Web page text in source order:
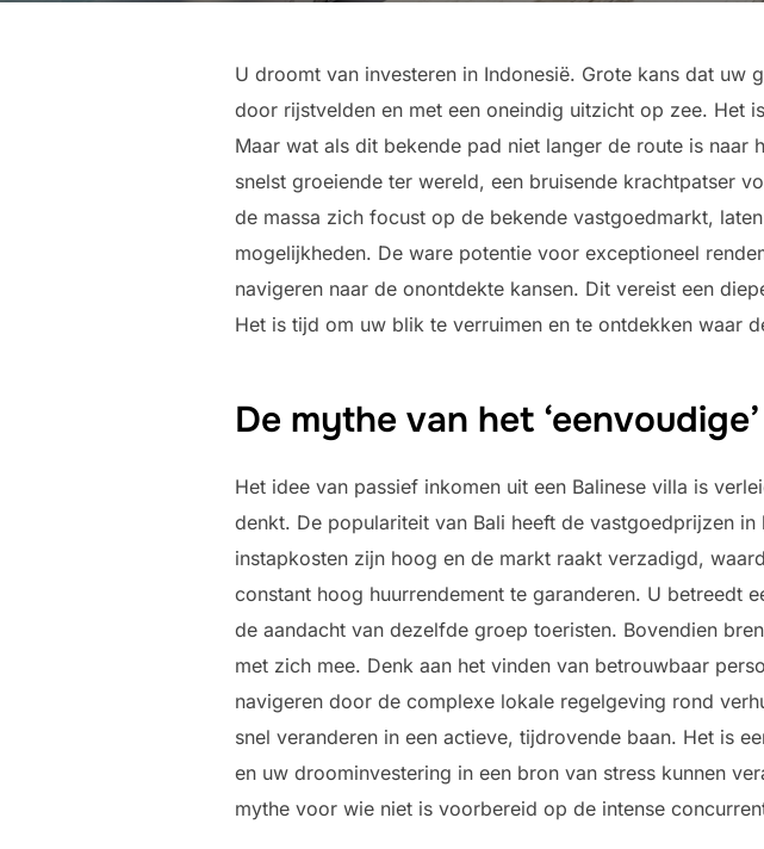
U droomt van investeren in Indonesië. Grote kans dat
door rijstvelden en met een oneindig uitzicht op zee. Het
Maar wat als dit bekende pad niet langer de route is naar
snelst groeiende ter wereld, een bruisende krachtpatser
de massa zich focust op de bekende vastgoedmarkt,
mogelijkheden. De ware potentie voor exceptioneel
navigeren naar de onontdekte kansen. Dit vereist een
Het is tijd om uw blik te verruimen en te ontdekken waar
De mythe van het
Het idee van passief inkomen uit een Balinese villa is
denkt. De populariteit van Bali heeft de vastgoedprijzen
instapkosten zijn hoog en de markt raakt verzadigd,
constant hoog huurrendement te garanderen. U betreedt
de aandacht van dezelfde groep toeristen. Bovendien
met zich mee. Denk aan het vinden van betrouwbaar
navigeren door de complexe lokale regelgeving rond
snel veranderen in een actieve, tijdrovende baan. Het is
en uw droominvestering in een bron van stress kunnen
mythe voor wie niet is voorbereid op de intense